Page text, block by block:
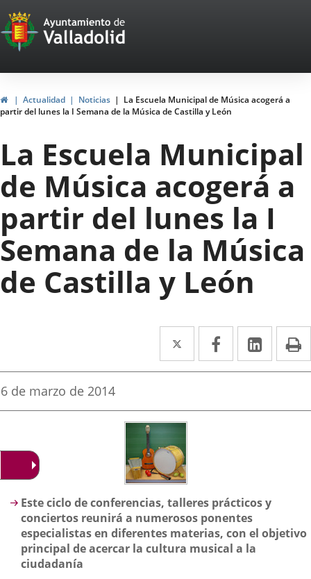
Portal
Web
del
Ayuntamiento
de
Valladolid
InicioActualidad Noticias
La Escuela Municipal de Música acogerá a
partir del lunes la I Semana de la Música de Castilla y León
La Escuela Municipal
de Música acogerá a
partir del lunes la I
Semana de la Música
de Castilla y León
Twitter
Enlace
a
aplicación
externa.
Facebook
Enlace
a
aplicación
Enlace
a
Fecha
la
6 de marzo de 2014
Descripción
Este ciclo de conferencias, talleres prácticos y
conciertos reunirá a numerosos ponentes
especialistas en diferentes materias, con el objetivo
principal de acercar la cultura musical a la
ciudadanía